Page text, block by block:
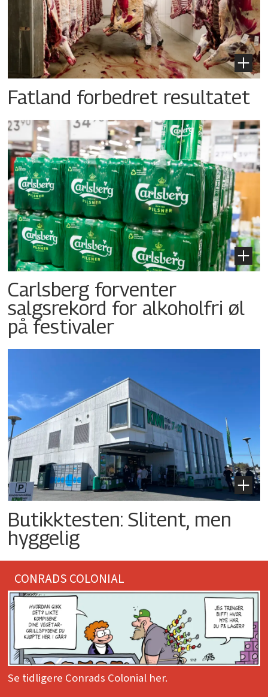
Fatland forbedret resultatet
Carlsberg forventer
salgsrekord for alkoholfri øl
på festivaler
Butikktesten: Slitent, men
hyggelig
CONRADS COLONIAL
Se tidligere Conrads Colonial her.